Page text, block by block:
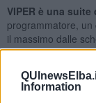
Information
VIPER è una
programmatore,
il massimo dalle
Spark Photon, ST